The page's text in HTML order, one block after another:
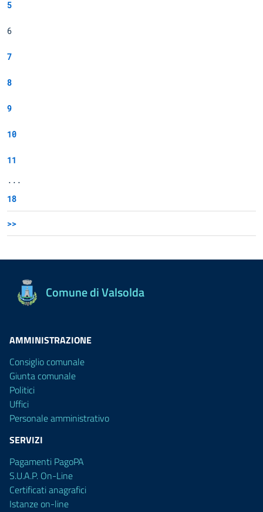
5
6
7
8
9
10
11
...
18
>>
Comune di Valsolda
AMMINISTRAZIONE
Consiglio comunale
Giunta comunale
Politici
Uffici
Personale amministrativo
SERVIZI
Pagamenti PagoPA
S.U.A.P. On-Line
Certificati anagrafici
Istanze on-line